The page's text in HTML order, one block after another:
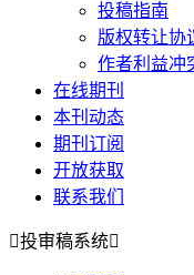
投稿指南
版权转让协
作者利益冲
在线期刊
本刊动态
期刊订阅
开放获取
联系我们
投审稿系统